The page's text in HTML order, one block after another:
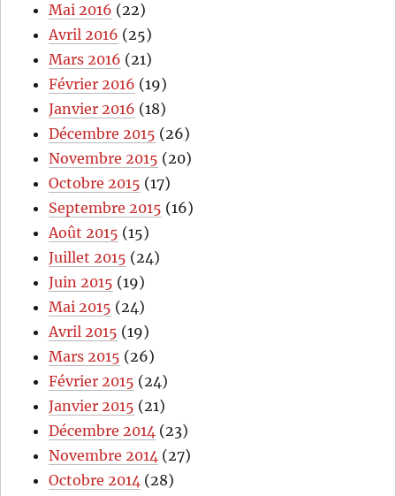
Mai 2016 (22)
Avril 2016 (25)
Mars 2016 (21)
Février 2016 (19)
Janvier 2016 (18)
Décembre 2015 (26)
Novembre 2015 (20)
Octobre 2015 (17)
Septembre 2015 (16)
Août 2015 (15)
Juillet 2015 (24)
Juin 2015 (19)
Mai 2015 (24)
Avril 2015 (19)
Mars 2015 (26)
Février 2015 (24)
Janvier 2015 (21)
Décembre 2014 (23)
Novembre 2014 (27)
Octobre 2014 (28)